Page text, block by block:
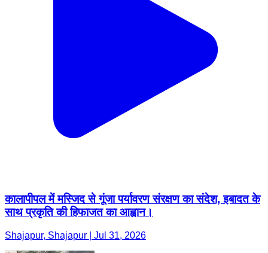
कालापीपल में मस्जिद से गूंजा पर्यावरण संरक्षण का संदेश, इबादत के
साथ प्रकृति की हिफाजत का आह्वान।
Shajapur, Shajapur | Jul 31, 2026